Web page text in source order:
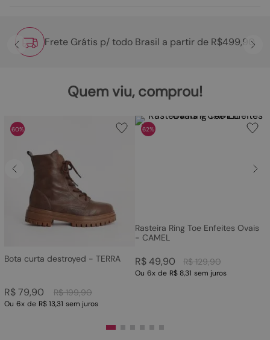
Frete Grátis p/ todo Brasil a partir de R$499,90
Quem viu, comprou!
60%
Bota curta destroyed - TERRA
R$ 199,90
R$79,90
Ou 6x de R$ 13,31 sem juros
62%
Rasteira Ring Toe Enfeites Ovais
- CAMEL
R$ 129,90
R$49,90
Ou 6x de R$ 8,31 sem juros